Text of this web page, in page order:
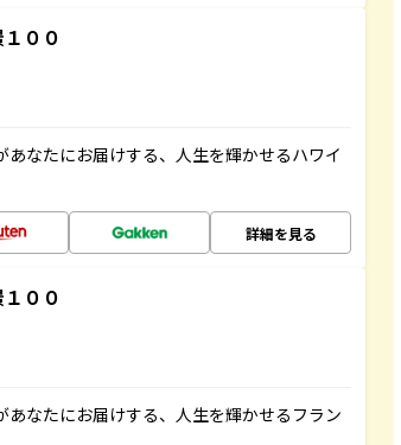
００
なたにお届けする、人生を輝かせるハワイ
詳細を見る
００
なたにお届けする、人生を輝かせるフラン